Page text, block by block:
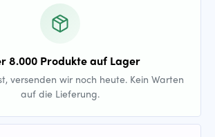
8.000 Produkte auf Lager
versenden wir noch heute. Kein Warten
auf die Lieferung.